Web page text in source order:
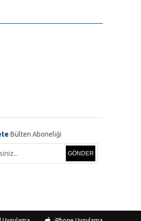
Bülten Aboneliği
GÖNDER